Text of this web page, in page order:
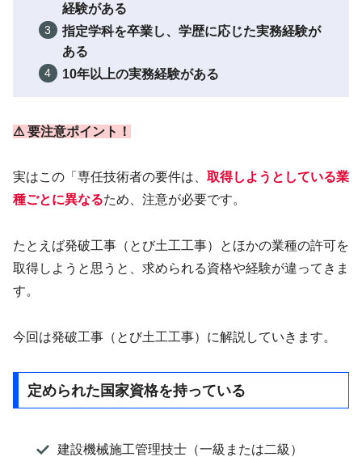
経験がある
指定学科を卒業し、学歴に応じた実務経験が
ある
10年以上の実務経験がある
⚠ 要注意ポイント！
実はこの「専任技術者の要件は、 取得しようとしている業
種ごとに異なるため、注意が必要です。
たとえば発破工事（とび土工工事）とほかの業種の許可を
取得しようと思うと、求められる資格や経験が違ってきま
す。
今回は発破工事（とび土工工事）に解説していきます。
定められた国家資格を持っている
建設機械施工管理技士（一級または二級）